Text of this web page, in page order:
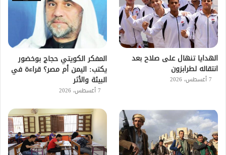
الهدايا تنهال على صلاح بعد
انتقاله لطرابزون
7 أغسطس، 2026
المفكر الكويتي حجاج بوخضور
يكتب: اليمن أم مصر؟ قراءة في
البيئة والأثر
7 أغسطس، 2026